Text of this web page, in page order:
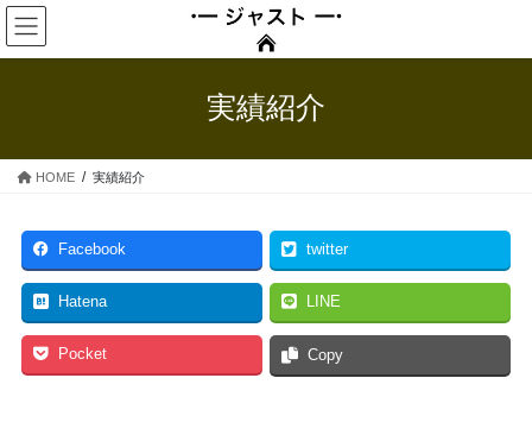
コ
ン
テ
ス
ナ
ビ
ゲ
ン
実績紹介
HOME 実績紹介
Facebook twitter
Hatena LINE
Pocket Copy